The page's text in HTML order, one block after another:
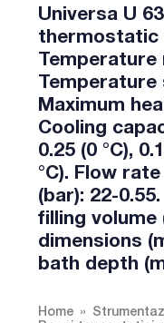
Universa U
thermostatic
Temperature
Temperature
Maximum
Cooling
0.25 (0 °C),
°C). Flow
(bar): 22-
filling volume
dimensions
bath depth
Home